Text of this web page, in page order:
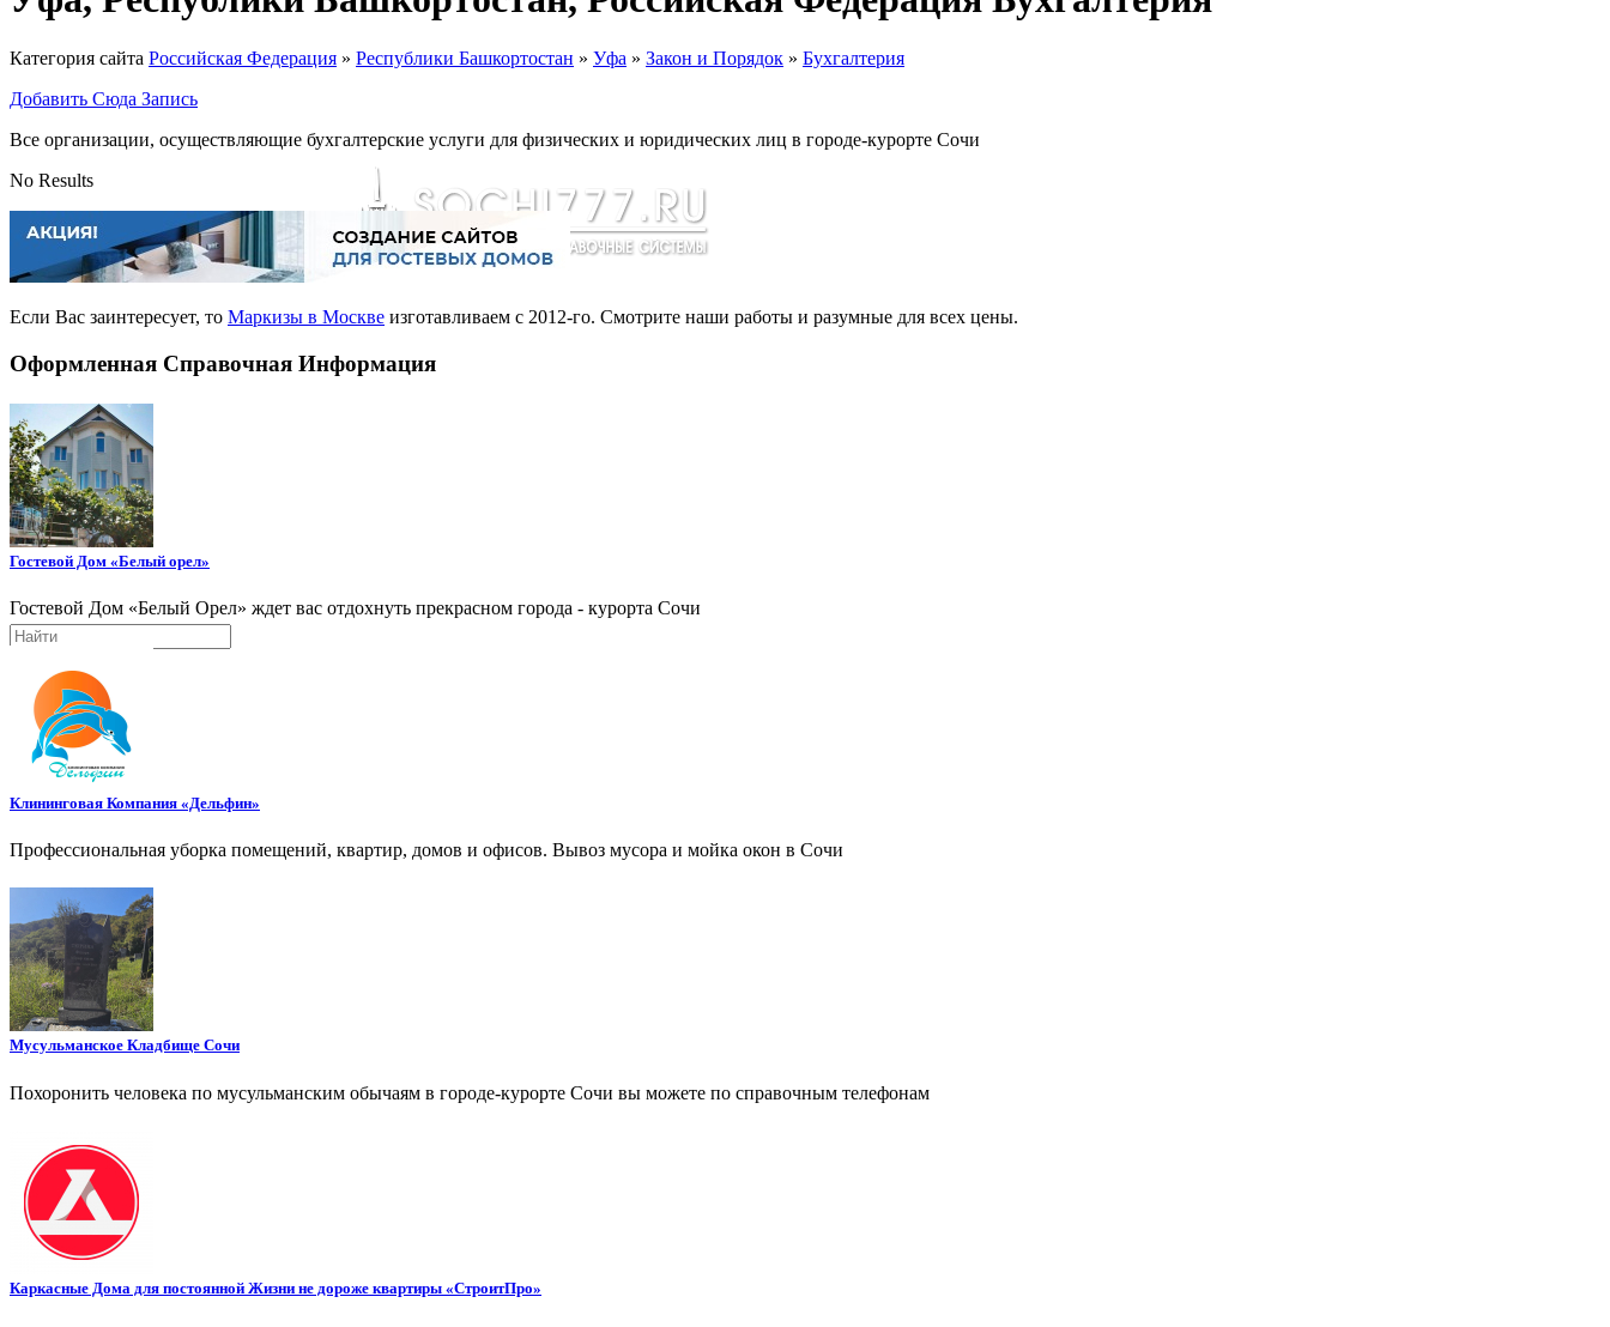
Категория сайта Российская Федерация » Республики Башкортостан » Уфа » Закон и Порядок » Бухгалтерия
Добавить Сюда Запись
Все организации, осуществляющие бухгалтерские услуги для физических и юридических лиц в городе-курорте Сочи
No Results
Если Вас заинтересует, то Маркизы в Москве изготавливаем с 2012-го. Смотрите наши работы и разумные для всех цены.
Оформленная Справочная Информация
Гостевой Дом «Белый орел»
Гостевой Дом «Белый Орел» ждет вас отдохнуть прекрасном города - курорта Сочи
Клининговая Компания «Дельфин»
Профессиональная уборка помещений, квартир, домов и офисов. Вывоз мусора и мойка окон в Сочи
Мусульманское Кладбище Сочи
Похоронить человека по мусульманским обычаям в городе-курорте Сочи вы можете по справочным телефонам
Каркасные Дома для постоянной Жизни не дороже квартиры «СтроитПро»